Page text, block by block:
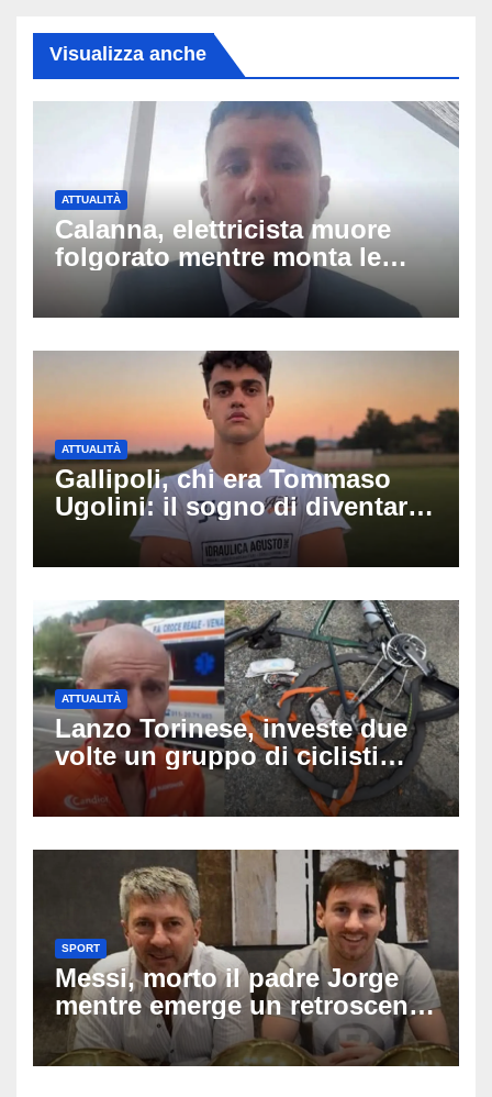
Visualizza anche
ATTUALITÀ
Calanna, elettricista muore
folgorato mentre monta le
luminarie della festa: chi era
Fabio Calabrò e cosa è
ATTUALITÀ
Gallipoli, chi era Tommaso
Ugolini: il sogno di diventare
medico e la fascia da
capitano, il dolore di Bologna
ATTUALITÀ
Lanzo Torinese, investe due
volte un gruppo di ciclisti
dopo una lite: arrestato
73enne, il racconto choc di un
SPORT
Messi, morto il padre Jorge
mentre emerge un retroscena
choc: le minacce di morte al
fuoriclasse durante i Mondiali